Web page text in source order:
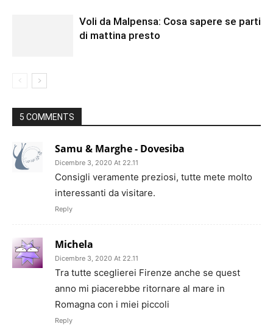
Voli da Malpensa: Cosa sapere se parti
di mattina presto
5 COMMENTS
Samu & Marghe - Dovesiba
Dicembre 3, 2020 At 22.11
Consigli veramente preziosi, tutte mete molto
interessanti da visitare.
Reply
Michela
Dicembre 3, 2020 At 22.11
Tra tutte sceglierei Firenze anche se quest
anno mi piacerebbe ritornare al mare in
Romagna con i miei piccoli
Reply